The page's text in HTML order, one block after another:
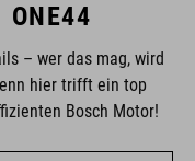
ONE44
– wer das mag, wird
hier trifft ein top
Bosch Motor!